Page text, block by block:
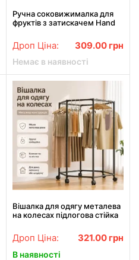
Ручна соковижималка для
фруктів з затискачем Hand
Дроп Ціна: 309.00 грн
Немає в наявності
Вішалка для одягу металева
на колесах підлогова стійка
магазину та шоуруму 120 см
Дроп Ціна: 321.00 грн
В наявності